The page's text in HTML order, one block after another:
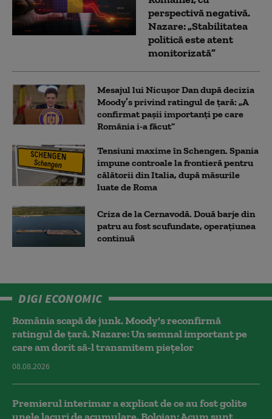
perspectivă negativă.
Nazare: „Stabilitatea
politică este atent
monitorizată”
Mesajul lui Nicușor Dan după decizia
Moody’s privind ratingul de țară: „A
confirmat pașii importanți pe care
România i-a făcut”
Tensiuni maxime în Schengen. Spania
impune controale la frontieră pentru
călătorii din Italia, după măsurile
luate de Roma
Criza de la Cernavodă. Două barje din
patru au fost scufundate, operațiunea
continuă
DIGI ECONOMIC
România scapă de junk. Moody's reconfirmă
ratingul de țară. Nazare: Un semnal important pe
care am dorit să-l transmitem piețelor
08.08.2026
Premierul interimar a explicat de ce au fost golite
unele lacuri de acumulare. Bolojan: Acum sunt